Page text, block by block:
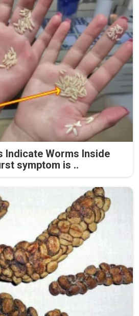
Indicate Worms Inside
symptom is ..